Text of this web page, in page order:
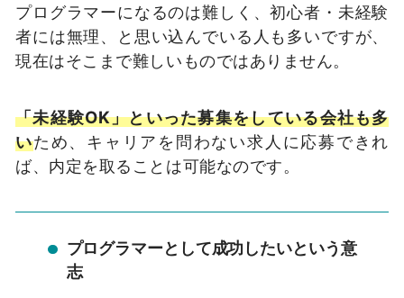
プログラマーになるのは難しく、初心者・未経験
者には無理、と思い込んでいる人も多いですが、
現在はそこまで難しいものではありません。
「未経験OK」といった募集をしている会社も多
いため、キャリアを問わない求人に応募できれ
ば、内定を取ることは可能なのです。
プログラマーとして成功したいという意
志